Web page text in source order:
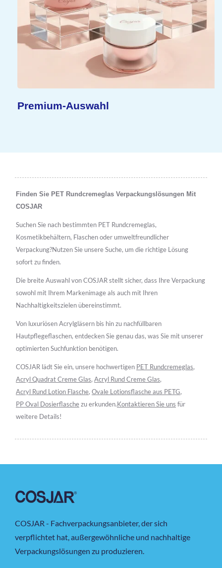
Premium-Auswahl
Finden Sie PET Rundcremeglas Verpackungslösungen Mit
COSJAR
Suchen Sie nach bestimmten PET Rundcremeglas,
Kosmetikbehältern, Flaschen oder umweltfreundlicher
Verpackung?Nutzen Sie unsere Suche, um die richtige Lösung
sofort zu finden.
Die breite Auswahl von COSJAR stellt sicher, dass Ihre Verpackung
sowohl mit Ihrem Markenimage als auch mit Ihren
Nachhaltigkeitszielen übereinstimmt.
Von luxuriösen Acrylgläsern bis hin zu nachfüllbaren
Hautpflegeflaschen, entdecken Sie genau das, was Sie mit unserer
optimierten Suchfunktion benötigen.
COSJAR lädt Sie ein, unsere hochwertigen PET Rundcremeglas,
Acryl Quadrat Creme Glas, Acryl Rund Creme Glas,
Acryl Rund Lotion Flasche, Ovale Lotionsflasche aus PETG,
PP Oval Dosierflaschezu erkunden.Kontaktieren Sie uns für
weitere Details!
COSJAR - Fachverpackungsanbieter, der sich
verpflichtet hat, außergewöhnliche und nachhaltige
Verpackungslösungen zu produzieren.